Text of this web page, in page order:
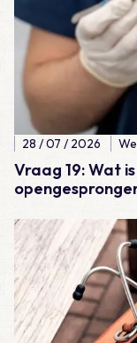
Vraag 19: Wat
28 / 07 / 2026
Lees meer over